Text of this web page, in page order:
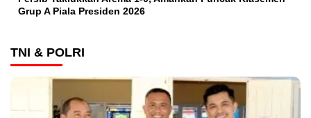
Grup A Piala Presiden 2026
TNI & POLRI